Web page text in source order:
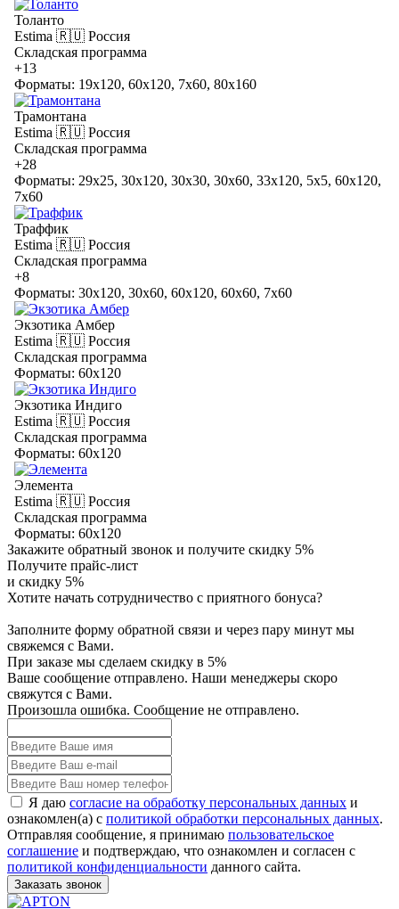
Толанто
Estima 🇷🇺 Россия
Складская программа
+13
Форматы: 19x120, 60x120, 7x60, 80x160
Трамонтана
Estima 🇷🇺 Россия
Складская программа
+28
Форматы: 29x25, 30x120, 30x30, 30x60, 33x120, 5x5, 60x120,
7x60
Траффик
Estima 🇷🇺 Россия
Складская программа
+8
Форматы: 30x120, 30x60, 60x120, 60x60, 7x60
Экзотика Амбер
Estima 🇷🇺 Россия
Складская программа
Форматы: 60x120
Экзотика Индиго
Estima 🇷🇺 Россия
Складская программа
Форматы: 60x120
Элемента
Estima 🇷🇺 Россия
Складская программа
Форматы: 60x120
Закажите обратный звонок и получите скидку 5%
Получите прайс-лист
и скидку 5%
Хотите начать сотрудничество с приятного бонуса?
Заполните форму обратной связи и через пару минут мы
свяжемся с Вами.
При заказе мы сделаем скидку в 5%
Ваше сообщение отправлено. Наши менеджеры скоро
свяжутся с Вами.
Произошла ошибка. Сообщение не отправлено.
Я даю согласие на обработку персональных данных и
ознакомлен(а) с политикой обработки персональных данных.
Отправляя сообщение, я принимаю пользовательское
соглашение и подтверждаю, что ознакомлен и согласен с
политикой конфиденциальности данного сайта.
Заказать звонок